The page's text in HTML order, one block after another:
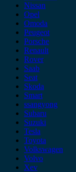
Nissan
Opel
Omoda
Peugeot
Porsche
Renault
Rover
Saab
Seat
Skoda
Smart
ssangyong
Subaru
Suzuki
Tesla
Toyota
Volkswagen
Volvo
Xev